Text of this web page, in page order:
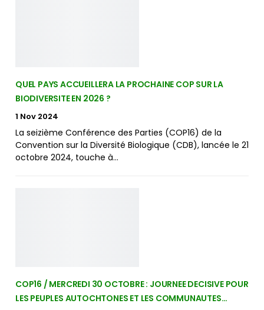
QUEL PAYS ACCUEILLERA LA PROCHAINE COP SUR LA
BIODIVERSITE EN 2026 ?
1 Nov 2024
La seizième Conférence des Parties (COP16) de la
Convention sur la Diversité Biologique (CDB), lancée le 21
octobre 2024, touche à…
COP16 / MERCREDI 30 OCTOBRE : JOURNEE DECISIVE POUR
LES PEUPLES AUTOCHTONES ET LES COMMUNAUTES…